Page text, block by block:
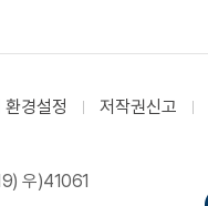
경설정 저작권신고
우)41061